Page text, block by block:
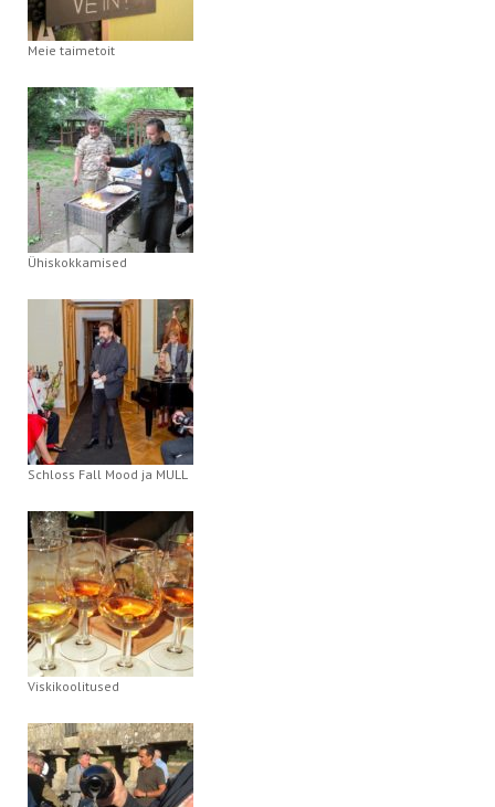
Meie taimetoit
Ühiskokkamised
Schloss Fall Mood ja MULL
Viskikoolitused